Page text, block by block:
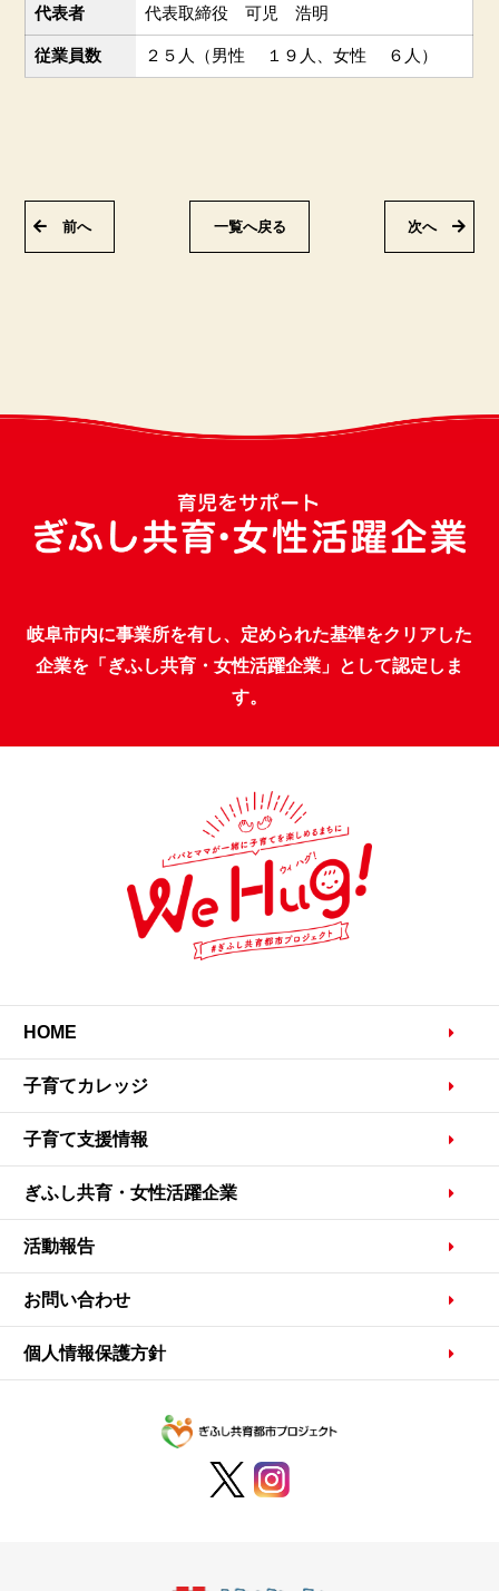
代表者 代表取締役 可児 浩明
従業員数 ２５人（男性 １９人、女性 ６人）
次へ
一覧へ戻る
前へ
岐阜市内に事業所を有し、定められた基準をクリアした
企業を「ぎふし共育・女性活躍企業」として認定しま
す。
HOME
子育てカレッジ
子育て支援情報
ぎふし共育・女性活躍企業
活動報告
お問い合わせ
個人情報保護方針